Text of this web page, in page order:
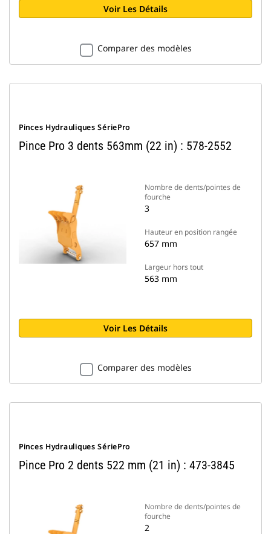
Voir Les Détails
Comparer des modèles
Pinces Hydrauliques SériePro
Pince Pro 3 dents 563mm (22 in) : 578-2552
Nombre de dents/pointes de
fourche
3
Hauteur en position rangée
657 mm
Largeur hors tout
563 mm
Voir Les Détails
Comparer des modèles
Pinces Hydrauliques SériePro
Pince Pro 2 dents 522 mm (21 in) : 473-3845
Nombre de dents/pointes de
fourche
2